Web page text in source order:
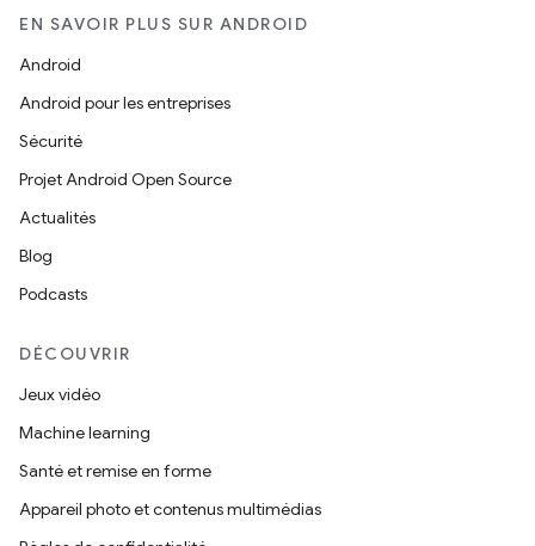
EN SAVOIR PLUS SUR ANDROID
Android
Android pour les entreprises
Sécurité
Projet Android Open Source
Actualités
Blog
Podcasts
DÉCOUVRIR
Jeux vidéo
Machine learning
Santé et remise en forme
Appareil photo et contenus multimédias